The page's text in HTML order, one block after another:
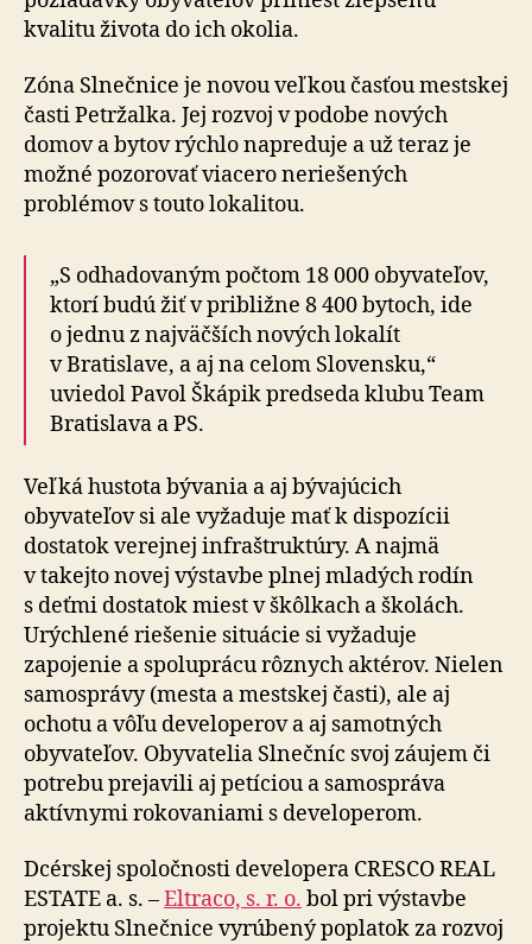
kvalitu života do ich okolia.
Zóna Slnečnice je novou veľkou časťou mestskej
časti Petržalka. Jej rozvoj v podobe nových
domov a bytov rýchlo napreduje a už teraz je
možné pozorovať viacero neriešených
problémov s touto lokalitou.
„S odhadovaným počtom 18 000 obyvateľov,
ktorí budú žiť v približne 8 400 bytoch, ide
o jednu z najväčších nových lokalít
v Bratislave, a aj na celom Slovensku,“
uviedol Pavol Škápik predseda klubu Team
Bratislava a PS.
Veľká hustota bývania a aj bývajúcich
obyvateľov si ale vyžaduje mať k dispozícii
dostatok verejnej infraštruktúry. A najmä
v takejto novej výstavbe plnej mladých rodín
s deťmi dostatok miest v škôlkach a školách.
Urýchlené riešenie situácie si vyžaduje
zapojenie a spoluprácu rôznych aktérov. Nielen
samosprávy (mesta a mestskej časti), ale aj
ochotu a vôľu developerov a aj samotných
obyvateľov. Obyvatelia Slnečníc svoj záujem či
potrebu prejavili aj petíciou a samospráva
aktívnymi rokovaniami s developerom.
Dcérskej spoločnosti developera CRESCO REAL
ESTATE a. s. –Eltraco, s. r. o. bol pri výstavbe
projektu Slnečnice vyrúbený poplatok za rozvoj